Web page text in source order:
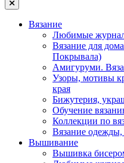
Вязание
Любимые
Вязание для
Покрывала)
Амигуруми.
Узоры, мотивы
края
Бижутерия,
Обучение
Коллекции по
Вязание одежды,
Вышивание
Вышивка